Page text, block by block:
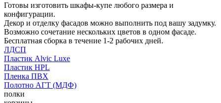
Готовы изготовить шкафы-купе любого размера и
конфигурации.
Декор и отделку фасадов можно выполнить под вашу задумку.
Возможно сочетание нескольких цветов в одном фасаде.
Бесплатная сборка в течение 1-2 рабочих дней.
ЛДСП
Пластик Alvic Luxe
Пластик HPL
Пленка ПВХ
Полотно АГТ (МДФ)
полки